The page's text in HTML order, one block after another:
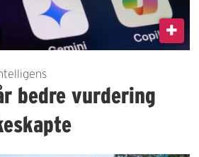
bedre vurdering